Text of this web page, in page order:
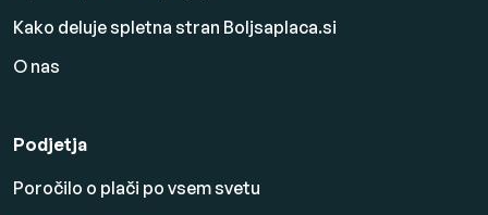
Kako deluje spletna stran Boljsaplaca.si
O nas
Podjetja
Poročilo o plači po vsem svetu